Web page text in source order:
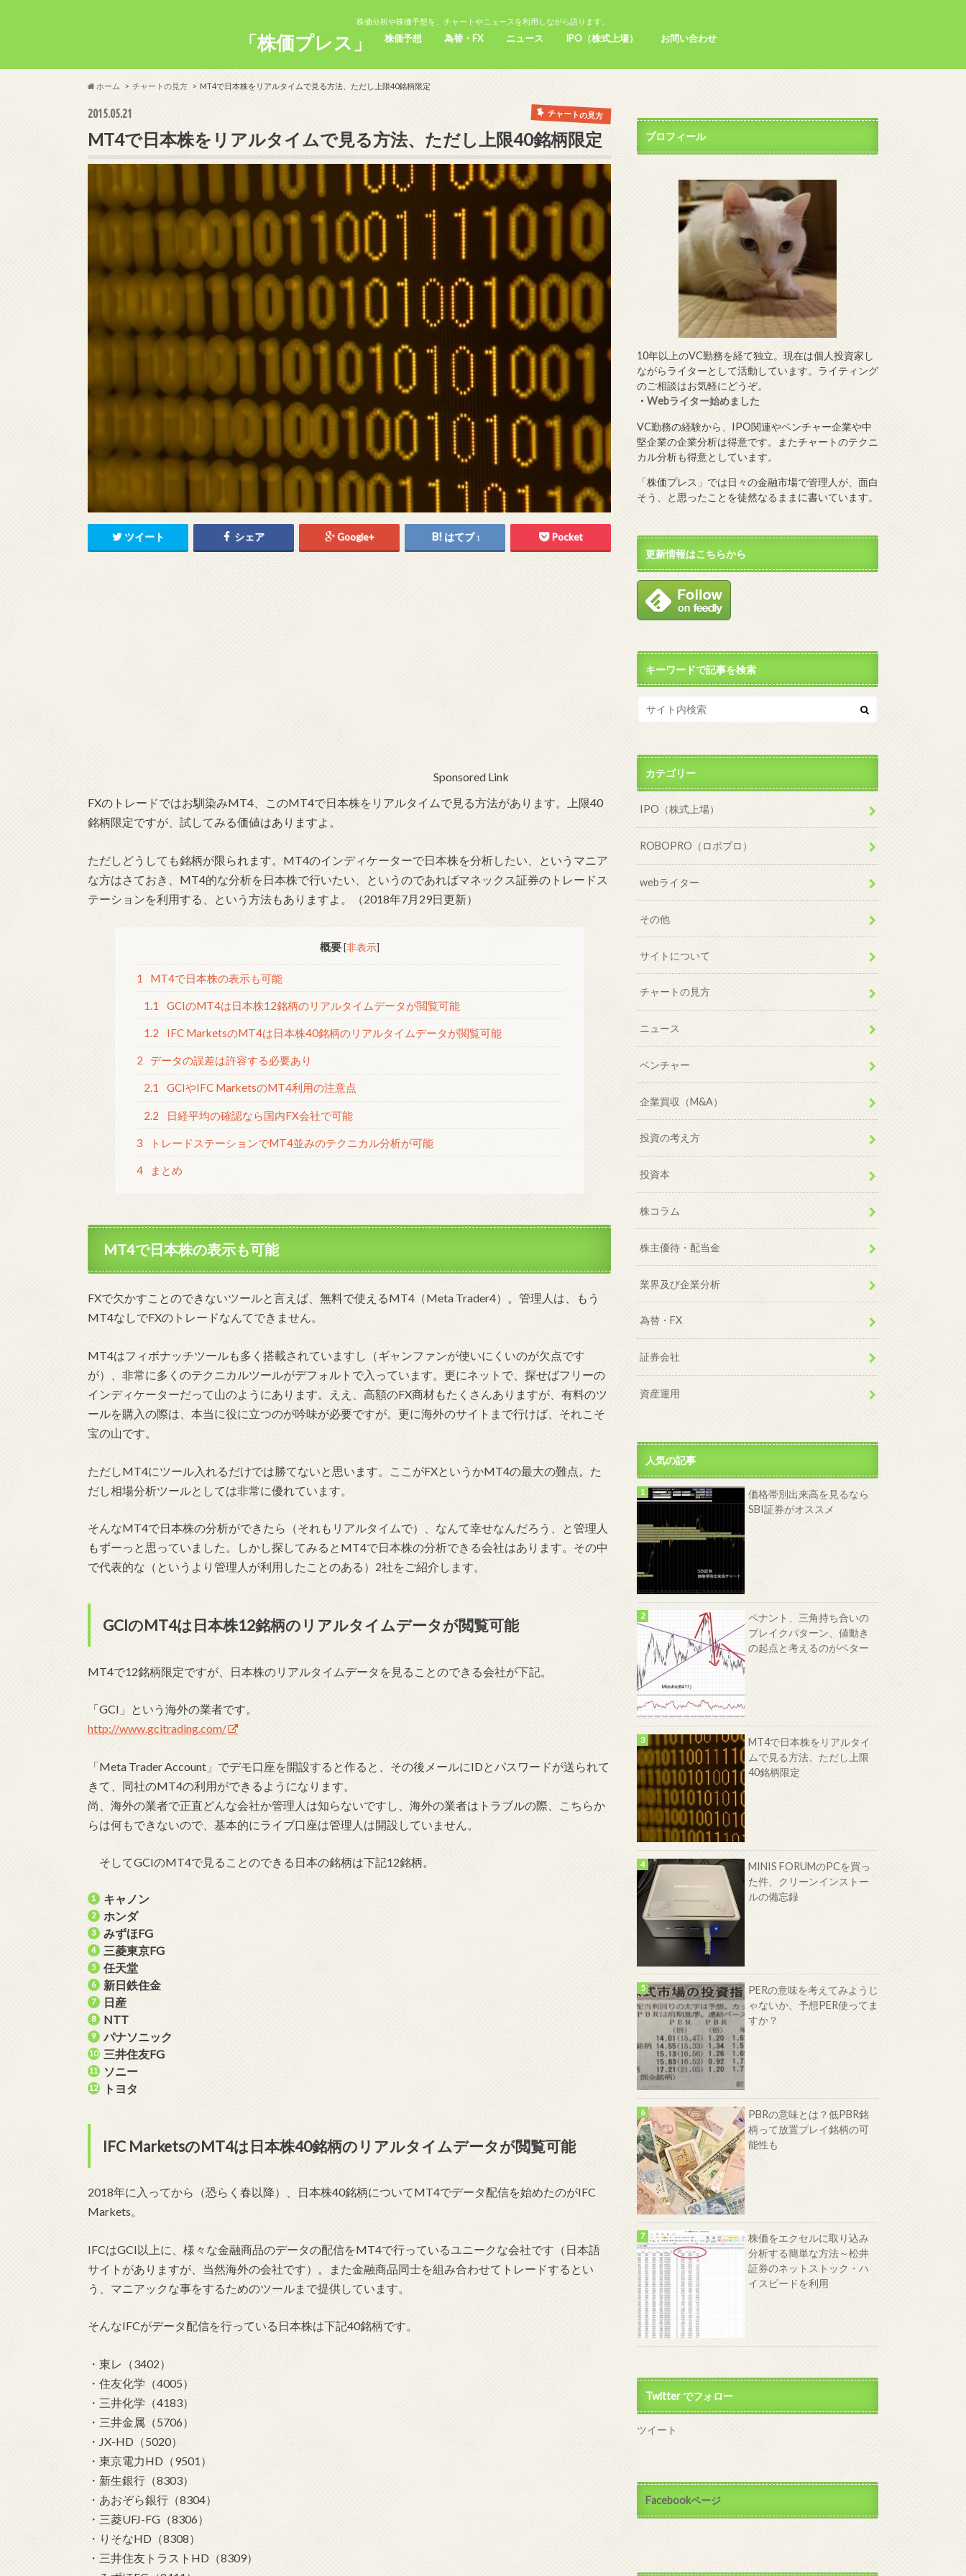
株価分析や株価予想を、チャートやニュースを利用しながら語ります。
「株価プレス」 株価予想 為替・FX ニュース IPO（株式上場） お問い合わせ
ホーム チャートの見方 MT4で日本株をリアルタイムで見る方法、ただし上限40銘柄限定
2015.05.21 チャートの見方
MT4で日本株をリアルタイムで見る方法、ただし上限40銘柄限定
ツイート シェア Google+ はてブ 1 Pocket
Sponsored Link
FXのトレードではお馴染みMT4、このMT4で日本株をリアルタイムで見る方法があります。上限40
銘柄限定ですが、試してみる価値はありますよ。
ただしどうしても銘柄が限られます。MT4のインディケーターで日本株を分析したい、というマニア
な方はさておき、MT4的な分析を日本株で行いたい、というのであればマネックス証券のトレードス
テーションを利用する、という方法もありますよ。（2018年7月29日更新）
概要 [非表示]
1 MT4で日本株の表示も可能
1.1 GCIのMT4は日本株12銘柄のリアルタイムデータが閲覧可能
1.2 IFC MarketsのMT4は日本株40銘柄のリアルタイムデータが閲覧可能
2 データの誤差は許容する必要あり
2.1 GCIやIFC MarketsのMT4利用の注意点
2.2 日経平均の確認なら国内FX会社で可能
3 トレードステーションでMT4並みのテクニカル分析が可能
4 まとめ
MT4で日本株の表示も可能
FXで欠かすことのできないツールと言えば、無料で使えるMT4（Meta Trader4）。管理人は、もう
MT4なしでFXのトレードなんてできません。
MT4はフィボナッチツールも多く搭載されていますし（ギャンファンが使いにくいのが欠点です
が）、非常に多くのテクニカルツールがデフォルトで入っています。更にネットで、探せばフリーの
インディケーターだって山のようにあります。ええ、高額のFX商材もたくさんありますが、有料のツ
ールを購入の際は、本当に役に立つのが吟味が必要ですが。更に海外のサイトまで行けば、それこそ
宝の山です。
ただしMT4にツール入れるだけでは勝てないと思います。ここがFXというかMT4の最大の難点。た
だし相場分析ツールとしては非常に優れています。
そんなMT4で日本株の分析ができたら（それもリアルタイムで）、なんて幸せなんだろう、と管理人
もずーっと思っていました。しかし探してみるとMT4で日本株の分析できる会社はあります。その中
で代表的な（というより管理人が利用したことのある）2社をご紹介します。
GCIのMT4は日本株12銘柄のリアルタイムデータが閲覧可能
MT4で12銘柄限定ですが、日本株のリアルタイムデータを見ることのできる会社が下記。
「GCI」という海外の業者です。
http://www.gcitrading.com/
「Meta Trader Account」でデモ口座を開設すると作ると、その後メールにIDとパスワードが送られて
きて、同社のMT4の利用ができるようになります。
尚、海外の業者で正直どんな会社か管理人は知らないですし、海外の業者はトラブルの際、こちらか
らは何もできないので、基本的にライブ口座は管理人は開設していません。
そしてGCIのMT4で見ることのできる日本の銘柄は下記12銘柄。
キャノン
ホンダ
みずほFG
三菱東京FG
任天堂
新日鉄住金
日産
NTT
パナソニック
三井住友FG
ソニー
トヨタ
IFC MarketsのMT4は日本株40銘柄のリアルタイムデータが閲覧可能
2018年に入ってから（恐らく春以降）、日本株40銘柄についてMT4でデータ配信を始めたのがIFC
Markets。
IFCはGCI以上に、様々な金融商品のデータの配信をMT4で行っているユニークな会社です（日本語
サイトがありますが、当然海外の会社です）。また金融商品同士を組み合わせてトレードするとい
う、マニアックな事をするためのツールまで提供しています。
そんなIFCがデータ配信を行っている日本株は下記40銘柄です。
・東レ（3402）
・住友化学（4005）
・三井化学（4183）
・三井金属（5706）
・JX-HD（5020）
・東京電力HD（9501）
・新生銀行（8303）
・あおぞら銀行（8304）
・三菱UFJ-FG（8306）
・りそなHD（8308）
・三井住友トラストHD（8309）
プロフィール
10年以上のVC勤務を経て独立。現在は個人投資家し
ながらライターとして活動しています。ライティング
のご相談はお気軽にどうぞ。
・ Webライター始めました
VC勤務の経験から、IPO関連やベンチャー企業や中
堅企業の企業分析は得意です。またチャートのテクニ
カル分析も得意としています。
「株価プレス」では日々の金融市場で管理人が、面白
そう、と思ったことを徒然なるままに書いています。
更新情報はこちらから
キーワードで記事を検索
カテゴリー
IPO（株式上場）
ROBOPRO（ロボプロ）
webライター
その他
サイトについて
チャートの見方
ニュース
ベンチャー
企業買収（M&A）
投資の考え方
投資本
株コラム
株主優待・配当金
業界及び企業分析
為替・FX
証券会社
資産運用
人気の記事
価格帯別出来高を見るなら
SBI証券がオススメ
ペナント、三角持ち合いの
ブレイクパターン、値動き
の起点と考えるのがベター
MT4で日本株をリアルタイ
ムで見る方法、ただし上限
40銘柄限定
MINIS FORUMのPCを買っ
た件、クリーンインストー
ルの備忘録
PERの意味を考えてみようじ
ゃないか、予想PER使ってま
すか？
PBRの意味とは？低PBR銘
柄って放置プレイ銘柄の可
能性も
株価をエクセルに取り込み
分析する簡単な方法～松井
証券のネットストック・ハ
イスピードを利用
Twitter でフォロー
ツイート
Facebookページ